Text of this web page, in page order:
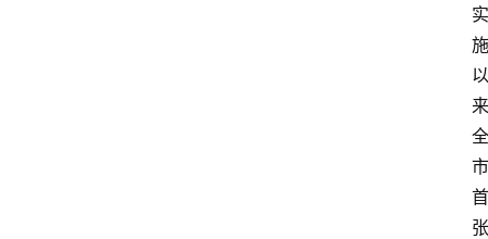
实
施
以
来
全
市
首
张